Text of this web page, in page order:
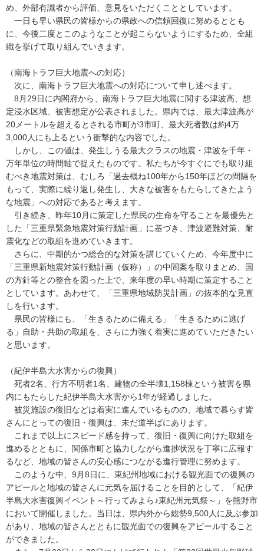
め、外部有識者から評価、意見をいただくこととしています。
一日も早い県民の皆様からの県政への信頼回復に努めるととも
に、今後二度とこのようなことが起こらないようにするため、全組
織を挙げて取り組んでいきます。
（南海トラフ巨大地震への対応）
次に、南海トラフ巨大地震への対応について申し述べます。
8月29日に内閣府から、南海トラフ巨大地震に関する津波高、想
定浸水区域、被害想定が公表されました。県内では、最大津波高が
20メートルを超えるとされる市町が3市町、最大死者数は約4万
3,000人にも上るという衝撃的な内容でした。
しかし、この値は、発生しうる最大クラスの地震・津波を千年・
万年単位の時間軸で捉えたものです。私たちが今すぐにでも取り組
むべき地震対策は、むしろ「過去概ね100年から150年ほどの間隔を
もって、実際に繰り返し発生し、大きな被害をもたらしてきたよう
な地震」への対応であると考えます。
引き続き、昨年10月に策定した県民の生命を守ることを最優先と
した「三重県緊急地震対策行動計画」に基づき、津波避難対策、耐
震化などの取組を進めていきます。
さらに、中期的かつ総合的な対策を講じていくため、今年度中に
「三重県新地震対策行動計画（仮称）」の中間案を取りまとめ、国
の方針等との整合を図った上で、来年度の早い時期に策定すること
としています。あわせて、「三重県地域防災計画」の抜本的な見直
しを行います。
県民の皆様にも、「生きるために備える」「生きるために逃げ
る」自助・共助の取組を、さらに力強く着実に進めていただきたい
と思います。
（紀伊半島大水害からの復興）
死者2名、行方不明者1名、建物の全半壊1,158棟という被害を県
内にもたらした紀伊半島大水害から1年が経過しました。
被災施設の復旧などは着実に進んでいるものの、地域で暮らす皆
さんにとっての復旧・復興は、未だ道半ばにあります。
これまで以上にスピード感を持って、復旧・復興に向けた取組を
進めるとともに、関係市町と協力しながら進捗状況を丁寧に広報す
るなど、地域の皆さんの安心感につながる進行管理に努めます。
このような中、9月8日に、東紀州地域における観光面での復興の
アピールと地域の皆さんに元気を届けることを目的として、「紀伊
半島大水害復興イベント～行ってみよら♪東紀州元気祭～」を熊野市
において開催しました。当日は、県内外から総勢9,500人に及ぶ参加
があり、地域の皆さんとともに観光面での復興をアピールすること
ができました。